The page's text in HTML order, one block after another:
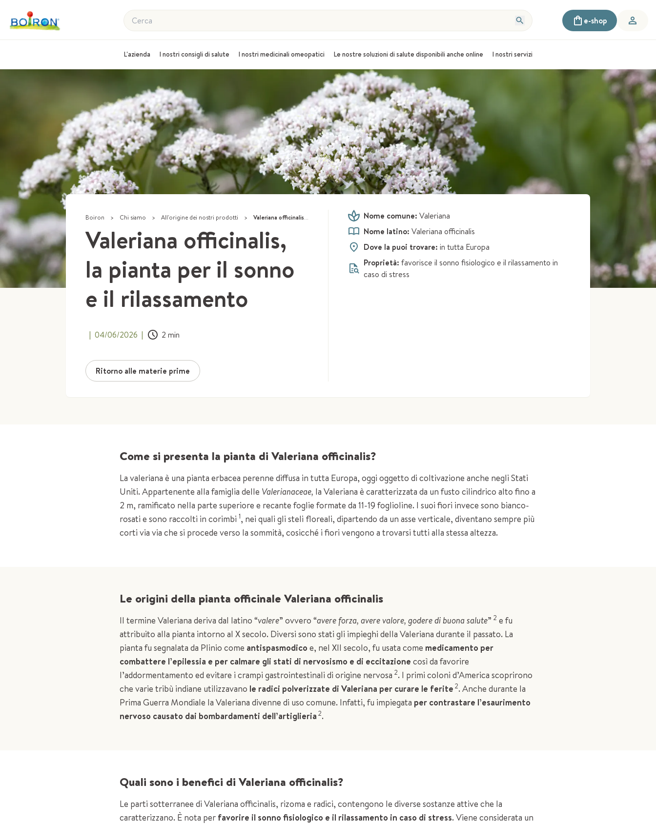
Cerca e-shop
L'azienda I nostri consigli di salute I nostri medicinali omeopatici Le nostre soluzioni di salute disponibili anche online I nostri servizi
Boiron > Chi siamo > All'origine dei nostri prodotti > Valeriana officinalis, la pianta per il sonno e il rilassamento
Valeriana officinalis,
la pianta per il sonno
e il rilassamento
| 04/06/2026 | 2 min
Ritorno alle materie prime
Nome comune: Valeriana
Nome latino: Valeriana officinalis
Dove la puoi trovare: in tutta Europa
Proprietà: favorisce il sonno fisiologico e il rilassamento in
caso di stress
Come si presenta la pianta di Valeriana officinalis?
La valeriana è una pianta erbacea perenne diffusa in tutta Europa, oggi oggetto di coltivazione anche negli Stati
Uniti. Appartenente alla famiglia delle Valerianaceae, la Valeriana è caratterizzata da un fusto cilindrico alto fino a
2 m, ramificato nella parte superiore e recante foglie formate da 11-19 foglioline. I suoi fiori invece sono bianco-
rosati e sono raccolti in corimbi1, nei quali gli steli floreali, dipartendo da un asse verticale, diventano sempre più
corti via via che si procede verso la sommità, cosicché i fiori vengono a trovarsi tutti alla stessa altezza.
Le origini della pianta officinale Valeriana officinalis
Il termine Valeriana deriva dal latino “valere” ovvero “avere forza, avere valore, godere di buona salute”2 e fu
attribuito alla pianta intorno al X secolo. Diversi sono stati gli impieghi della Valeriana durante il passato. La
pianta fu segnalata da Plinio come antispasmodico e, nel XII secolo, fu usata come medicamento per
combattere l’epilessia e per calmare gli stati di nervosismo e di eccitazionecosì da favorire
l’addormentamento ed evitare i crampi gastrointestinali di origine nervosa2. I primi coloni d’America scoprirono
che varie tribù indiane utilizzavano le radici polverizzate di Valeriana per curare le ferite 2. Anche durante la
Prima Guerra Mondiale la Valeriana divenne di uso comune. Infatti, fu impiegata per contrastare l’esaurimento
nervoso causato dai bombardamenti dell’artiglieria 2.
Quali sono i benefici di Valeriana officinalis?
Le parti sotterranee di Valeriana officinalis, rizoma e radici, contengono le diverse sostanze attive che la
caratterizzano. È nota per favorire il sonno fisiologico e il rilassamento in caso di stress. Viene considerata un